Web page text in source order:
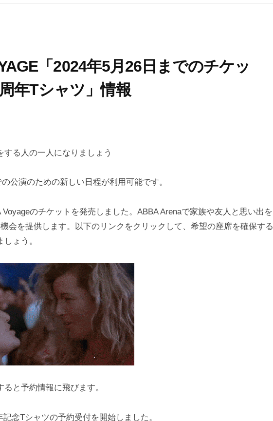
「2024年5月26日までのチケッ
年Tシャツ」情報
する人の一人になりましょう
公演のための新しい日程が利用可能です。
Voyageのチケットを発売しました。ABBA Arenaで家族や友人と思い出を
会を提供します。以下のリンクをクリックして、希望の座席を確保する
ょう。
ると予約情報に飛びます。
記念Tシャツの予約受付を開始しました。